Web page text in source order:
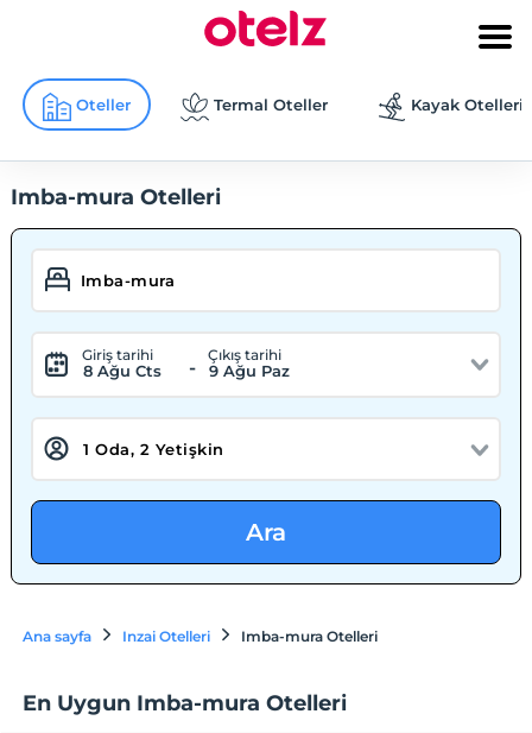
Oteller Termal Oteller Kayak Otelleri
Imba-mura Otelleri
Giriş tarihi
8 Ağu Cts -
Çıkış tarihi
9 Ağu Paz
Ara
Ana sayfa Inzai Otelleri Imba-mura Otelleri
En Uygun Imba-mura Otelleri